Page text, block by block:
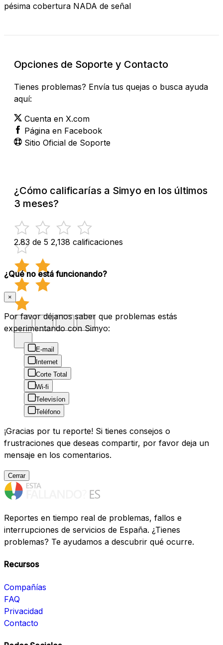
pésima cobertura NADA de señal
Opciones de Soporte y Contacto
Tienes problemas? Envía tus quejas o busca ayuda
aquí:
Cuenta en X.com
Página en Facebook
Sitio Oficial de Soporte
¿Cómo calificarías a Simyo en los últimos
3 meses?
2.83 de 5 2,138 calificaciones
¿Qué no está funcionando?
×
Por favor déjanos saber que problemas estás
experimentando con Simyo:
E-mail
Internet
Corte Total
Wi-fi
Televisíon
Teléfono
¡Gracias por tu reporte! Si tienes consejos o
frustraciones que deseas compartir, por favor deja un
mensaje en los comentarios.
Cerrar
Reportes en tiempo real de problemas, fallos e
interrupciones de servicios de España. ¿Tienes
problemas? Te ayudamos a descubrir qué ocurre.
Recursos
Compañías
FAQ
Privacidad
Contacto